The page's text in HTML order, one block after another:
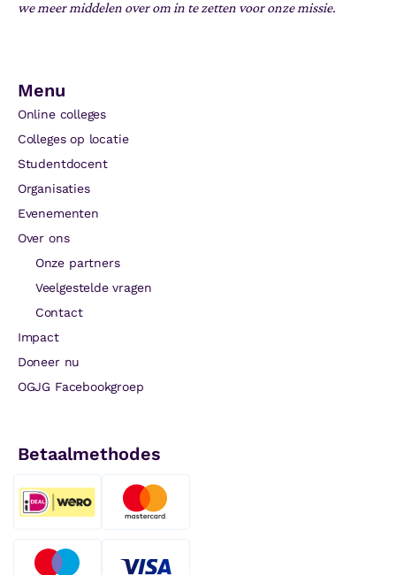
we meer middelen over om in te zetten voor onze missie.
Menu
Online colleges
Colleges op locatie
Studentdocent
Organisaties
Evenementen
Over ons
Onze partners
Veelgestelde vragen
Contact
Impact
Doneer nu
OGJG Facebookgroep
Betaalmethodes